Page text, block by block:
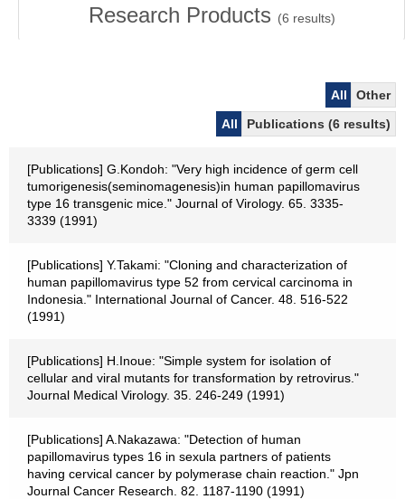
Research Products (6 results)
All
Other
All
Publications (6 results)
[Publications] G.Kondoh: "Very high incidence of germ cell
tumorigenesis(seminomagenesis)in human papillomavirus
type 16 transgenic mice." Journal of Virology. 65. 3335-
3339 (1991)
[Publications] Y.Takami: "Cloning and characterization of
human papillomavirus type 52 from cervical carcinoma in
Indonesia." International Journal of Cancer. 48. 516-522
(1991)
[Publications] H.Inoue: "Simple system for isolation of
cellular and viral mutants for transformation by retrovirus."
Journal Medical Virology. 35. 246-249 (1991)
[Publications] A.Nakazawa: "Detection of human
papillomavirus types 16 in sexula partners of patients
having cervical cancer by polymerase chain reaction." Jpn
Journal Cancer Research. 82. 1187-1190 (1991)